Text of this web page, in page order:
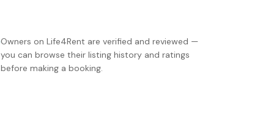
Owners on Life4Rent are verified and reviewed —
you can browse their listing history and ratings
before making a booking.